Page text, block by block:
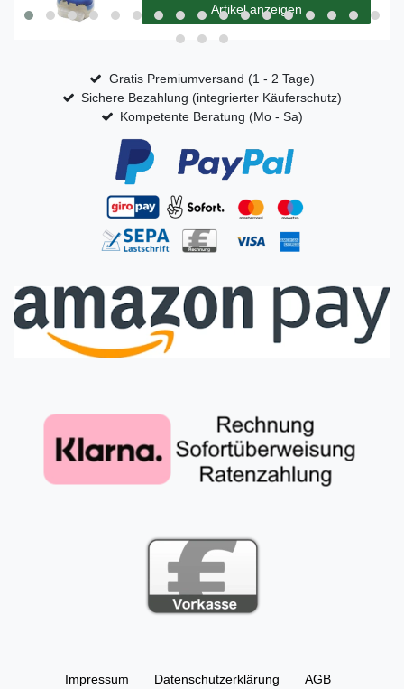
Artikel anzeigen
Gratis Premiumversand (1 - 2 Tage)
Sichere Bezahlung (integrierter Käuferschutz)
Kompetente Beratung (Mo - Sa)
Impressum Daten­schutz­erklärung AGB